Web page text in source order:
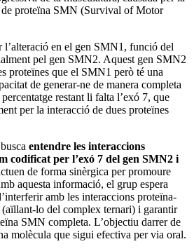
proteïna SMN (Survival of Motor
l’alteració en el gen SMN1, funció del
pel gen SMN2. Aquest gen SMN2
proteïnes que el SMN1 però té una
de generar-ne de manera completa
restant li falta l’exó 7, que
per la interacció de dues proteïnes
entendre les interaccions
codificat per l’exó 7 del gen SMN2 i
de forma sinèrgica per promoure
aquesta informació, el grup espera
amb les interaccions proteïna-
lo del complex ternari) i garantir
SMN completa. L’objectiu darrer de
molècula que sigui efectiva per via oral.